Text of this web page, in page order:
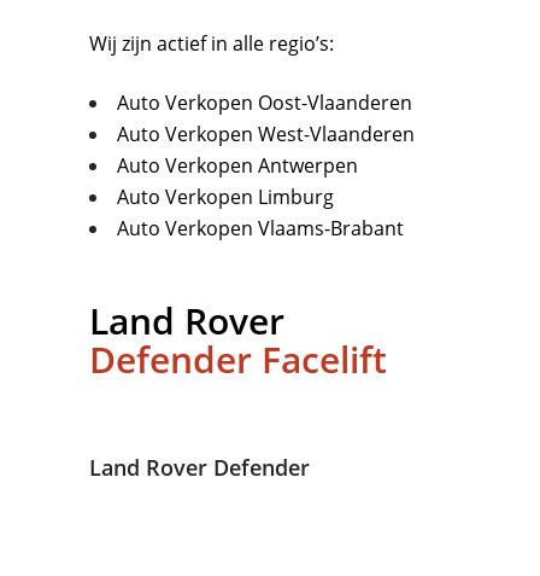
Wij zijn actief in alle regio’s:
Auto Verkopen Oost-Vlaanderen
Auto Verkopen West-Vlaanderen
Auto Verkopen Antwerpen
Auto Verkopen Limburg
Auto Verkopen Vlaams-Brabant
Land Rover
Defender Facelift
Land Rover Defender